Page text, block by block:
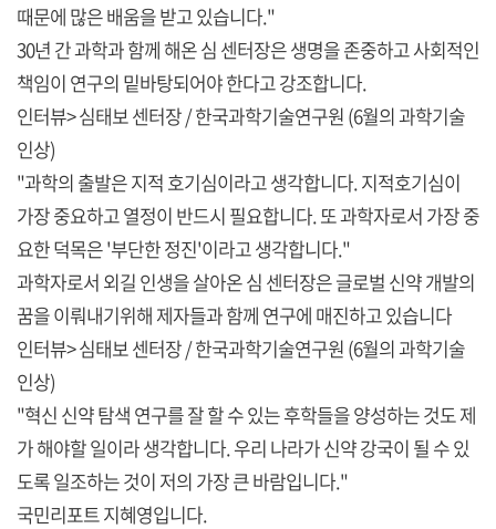
때문에 많은 배움을 받고 있습니다."
30년 간 과학과 함께 해온 심 센터장은 생명을 존중하고 사회적인
책임이 연구의 밑바탕되어야 한다고 강조합니다.
인터뷰> 심태보 센터장 / 한국과학기술연구원 (6월의 과학기술
인상)
"과학의 출발은 지적 호기심이라고 생각합니다. 지적호기심이
가장 중요하고 열정이 반드시 필요합니다. 또 과학자로서 가장 중
요한 덕목은 '부단한 정진'이라고 생각합니다."
과학자로서 외길 인생을 살아온 심 센터장은 글로벌 신약 개발의
꿈을 이뤄내기위해 제자들과 함께 연구에 매진하고 있습니다
인터뷰> 심태보 센터장 / 한국과학기술연구원 (6월의 과학기술
인상)
"혁신 신약 탐색 연구를 잘 할 수 있는 후학들을 양성하는 것도 제
가 해야할 일이라 생각합니다. 우리 나라가 신약 강국이 될 수 있
도록 일조하는 것이 저의 가장 큰 바람입니다."
국민리포트 지혜영입니다.